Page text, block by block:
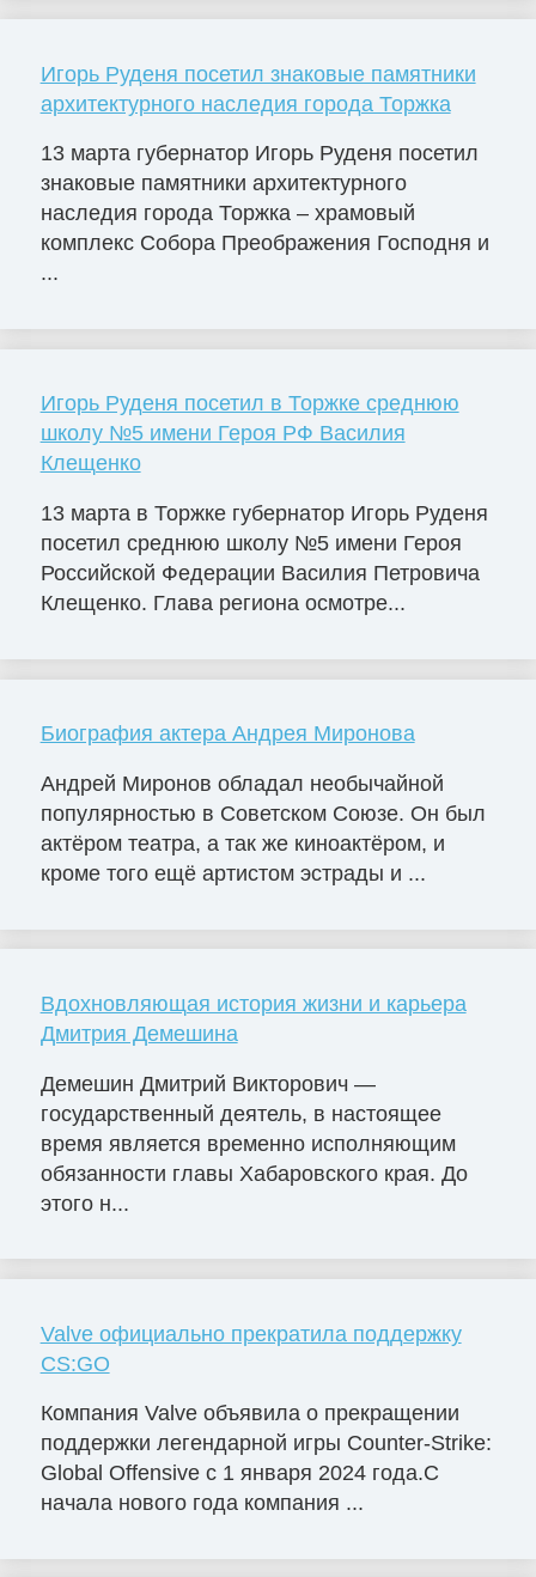
Игорь Руденя посетил знаковые памятники
архитектурного наследия города Торжка
13 марта губернатор Игорь Руденя посетил
знаковые памятники архитектурного
наследия города Торжка – храмовый
комплекс Собора Преображения Господня и
...
Игорь Руденя посетил в Торжке среднюю
школу №5 имени Героя РФ Василия
Клещенко
13 марта в Торжке губернатор Игорь Руденя
посетил среднюю школу №5 имени Героя
Российской Федерации Василия Петровича
Клещенко. Глава региона осмотре...
Биография актера Андрея Миронова
Андрей Миронов обладал необычайной
популярностью в Советском Союзе. Он был
актёром театра, а так же киноактёром, и
кроме того ещё артистом эстрады и ...
Вдохновляющая история жизни и карьера
Дмитрия Демешина
Демешин Дмитрий Викторович —
государственный деятель, в настоящее
время является временно исполняющим
обязанности главы Хабаровского края. До
этого н...
Valve официально прекратила поддержку
CS:GO
Компания Valve объявила о прекращении
поддержки легендарной игры Counter-Strike:
Global Offensive с 1 января 2024 года.С
начала нового года компания ...